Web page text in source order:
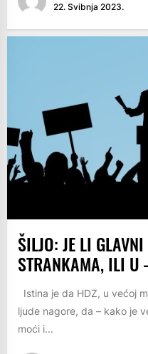
22. Svibnja 2023.
ŠILJO: JE LI
STRANKAMA, ILI U
Istina je da HDZ, u većoj
ljude nagore, da – kako je
moći i...